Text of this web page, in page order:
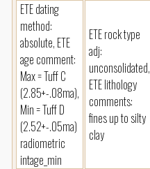
ETE dating
method:
absolute, ETE
age comment:
Max = Tuff C
(2.85+-.08ma),
Min = Tuff D
(2.52+-.05ma)
radiometric
intage_min
ETE rock type
adj:
unconsolidated,
ETE lithology
comments:
fines up to silty
clay